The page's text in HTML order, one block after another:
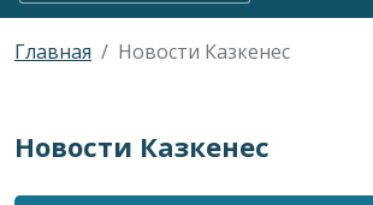
Главная Новости Казкенес
Новости Казкенес